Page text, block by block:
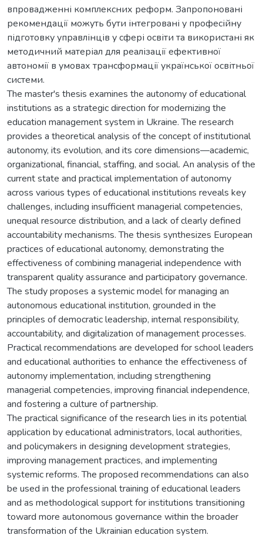
впровадженні комплексних реформ. Запропоновані
рекомендації можуть бути інтегровані у професійну
підготовку управлінців у сфері освіти та використані як
методичний матеріал для реалізації ефективної
автономії в умовах трансформації української освітньої
системи.
The master's thesis examines the autonomy of educational
institutions as a strategic direction for modernizing the
education management system in Ukraine. The research
provides a theoretical analysis of the concept of institutional
autonomy, its evolution, and its core dimensions—academic,
organizational, financial, staffing, and social. An analysis of the
current state and practical implementation of autonomy
across various types of educational institutions reveals key
challenges, including insufficient managerial competencies,
unequal resource distribution, and a lack of clearly defined
accountability mechanisms. The thesis synthesizes European
practices of educational autonomy, demonstrating the
effectiveness of combining managerial independence with
transparent quality assurance and participatory governance.
The study proposes a systemic model for managing an
autonomous educational institution, grounded in the
principles of democratic leadership, internal responsibility,
accountability, and digitalization of management processes.
Practical recommendations are developed for school leaders
and educational authorities to enhance the effectiveness of
autonomy implementation, including strengthening
managerial competencies, improving financial independence,
and fostering a culture of partnership.
The practical significance of the research lies in its potential
application by educational administrators, local authorities,
and policymakers in designing development strategies,
improving management practices, and implementing
systemic reforms. The proposed recommendations can also
be used in the professional training of educational leaders
and as methodological support for institutions transitioning
toward more autonomous governance within the broader
transformation of the Ukrainian education system.